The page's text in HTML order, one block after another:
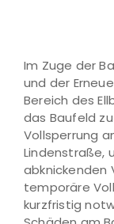
Im Zuge der
und der
Bereich des
das Baufeld
Vollsperrung
Lindenstraße,
abknickenden
temporäre
kurzfristig